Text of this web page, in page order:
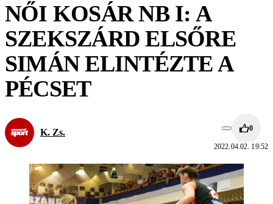
NŐI KOSÁR NB I: A
SZEKSZÁRD ELSŐRE
SIMÁN ELINTÉZTE A
PÉCSET
K. Zs. 0
2022.04.02. 19:52